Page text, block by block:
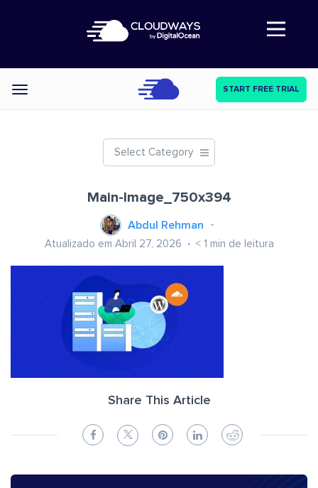
Abre a navegação
Categories START FREE TRIAL
Select Category
Main-Image_750x394
Abdul Rehman
Atualizado em Abril 27, 2026 < 1 min de leitura
Share This Article